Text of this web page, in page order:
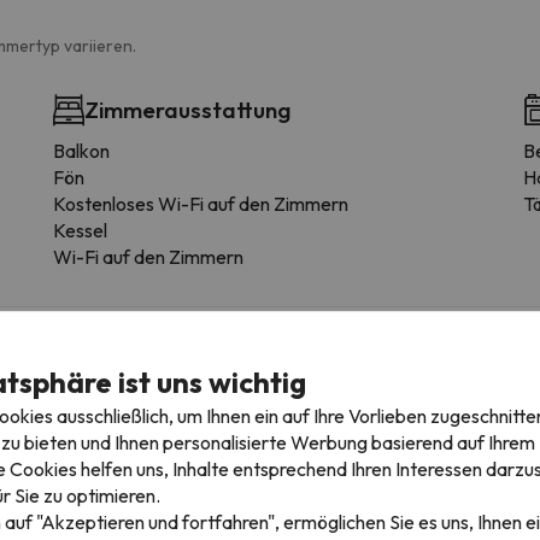
variieren.
Zimmerausstattung
Balkon
Fön
Kostenloses Wi-Fi auf den Zimmern
Kessel
Wi-Fi auf den Zimmern
einzusehen, senden Sie uns unbedingt eine Nachricht
ist uns wichtig
ausschließlich, um Ihnen ein auf Ihre Vorlieben
bieten und Ihnen personalisierte Werbung basierend auf Ihrem
Cookies helfen uns, Inhalte entsprechend Ihren Interessen
Sie zu optimieren.
auf "Akzeptieren und fortfahren", ermöglichen Sie es uns, Ihnen